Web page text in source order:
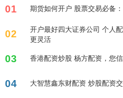
01 期货如何开户 股票交易必备
02
开户最好四大证券公司 个人
更灵活
03 香港配资炒股 杨方配资，您
04 大智慧鑫东财配资 炒股配资